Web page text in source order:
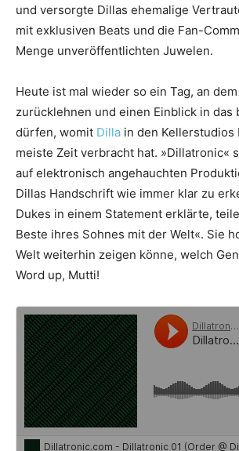
und versorgte Dillas ehemalige
mit exklusiven Beats und die Fan-
Menge unveröffentlichten Juwelen.
Heute ist mal wieder so ein Tag, an
zurücklehnen und einen Einblick in das
dürfen, womit Dilla in den Kellerstudios
meiste Zeit verbracht hat. »Dillatronic«
auf elektronisch angehauchten
Dillas Handschrift wie immer klar zu
Dukes in einem Statement erklärte,
Beste ihres Sohnes mit der Welt«. Sie
Welt weiterhin zeigen könne, welch
Word up, Mutti!